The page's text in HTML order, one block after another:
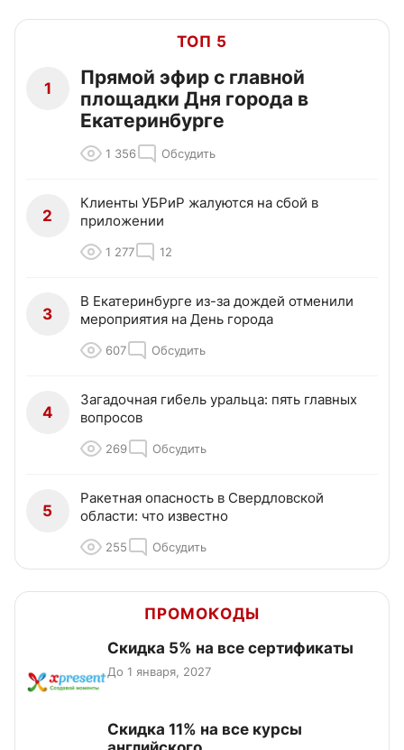
ТОП 5
1
Прямой эфир с главной
площадки Дня города в
Екатеринбурге
1 356 Обсудить
2
Клиенты УБРиР жалуются на сбой в
приложении
1 277 12
3
В Екатеринбурге из-за дождей отменили
мероприятия на День города
607 Обсудить
4
Загадочная гибель уральца: пять главных
вопросов
269 Обсудить
5
Ракетная опасность в Свердловской
области: что известно
255 Обсудить
ПРОМОКОДЫ
Скидка 5% на все сертификаты
До 1 января, 2027
Скидка 11% на все курсы